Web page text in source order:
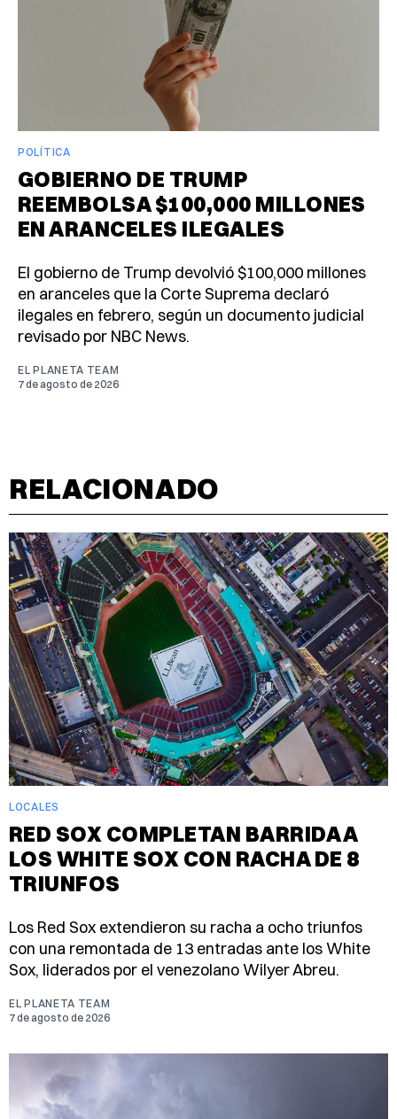
POLÍTICA
GOBIERNO DE TRUMP
REEMBOLSA $100,000 MILLONES
EN ARANCELES ILEGALES
El gobierno de Trump devolvió $100,000 millones
en aranceles que la Corte Suprema declaró
ilegales en febrero, según un documento judicial
revisado por NBC News.
EL PLANETA TEAM
7 de agosto de 2026
RELACIONADO
LOCALES
RED SOX COMPLETAN BARRIDA A
LOS WHITE SOX CON RACHA DE 8
TRIUNFOS
Los Red Sox extendieron su racha a ocho triunfos
con una remontada de 13 entradas ante los White
Sox, liderados por el venezolano Wilyer Abreu.
EL PLANETA TEAM
7 de agosto de 2026